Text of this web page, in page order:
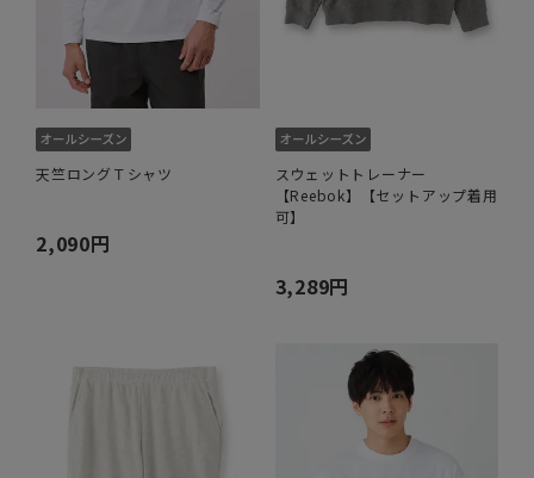
天竺ロングＴシャツ
2,090円
スウェットトレーナー
【Reebok】【セットアップ着用
可】
3,289円